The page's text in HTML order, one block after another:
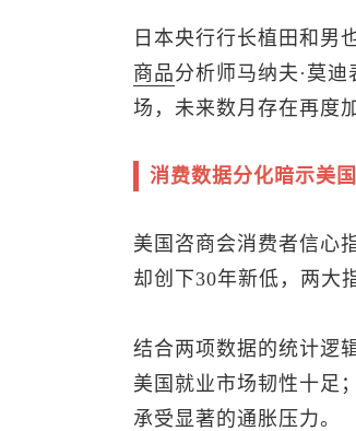
日本央行行长植田和男
商品分析师马纳夫·莫
场，未来数月存在再度
消费数据分化暗示美
美国咨商会消费者信心
却创下30年新低，两大
结合两项数据的统计逻
美国就业市场韧性十足
承受显著的通胀压力。